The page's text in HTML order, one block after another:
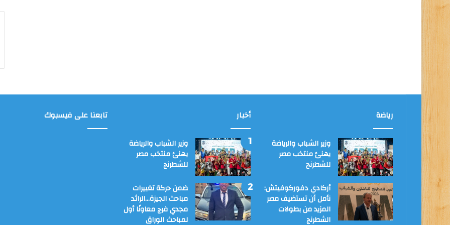
رياضة
وزير الشباب والرياضة
يهنئ منتخب مصر
للشطرنج
أركادي دفوركوفيتش:
نأمل أن تستضيف مصر
المزيد من بطولات
الشطرنج
أخبار
وزير الشباب والرياضة
يهنئ منتخب مصر
للشطرنج
ضمن حركة تغييرات
مباحث الجيزة…الرائد
مجدي فرج معاونًا أول
لمباحث الوراق
تابعنا على فيسبوك